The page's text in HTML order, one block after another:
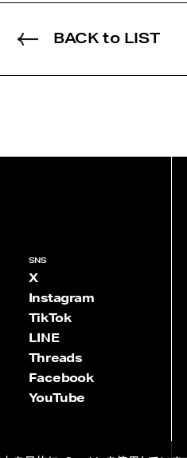
BACK to LIST
SNS
X
Instagram
TikTok
LINE
Threads
Facebook
YouTube